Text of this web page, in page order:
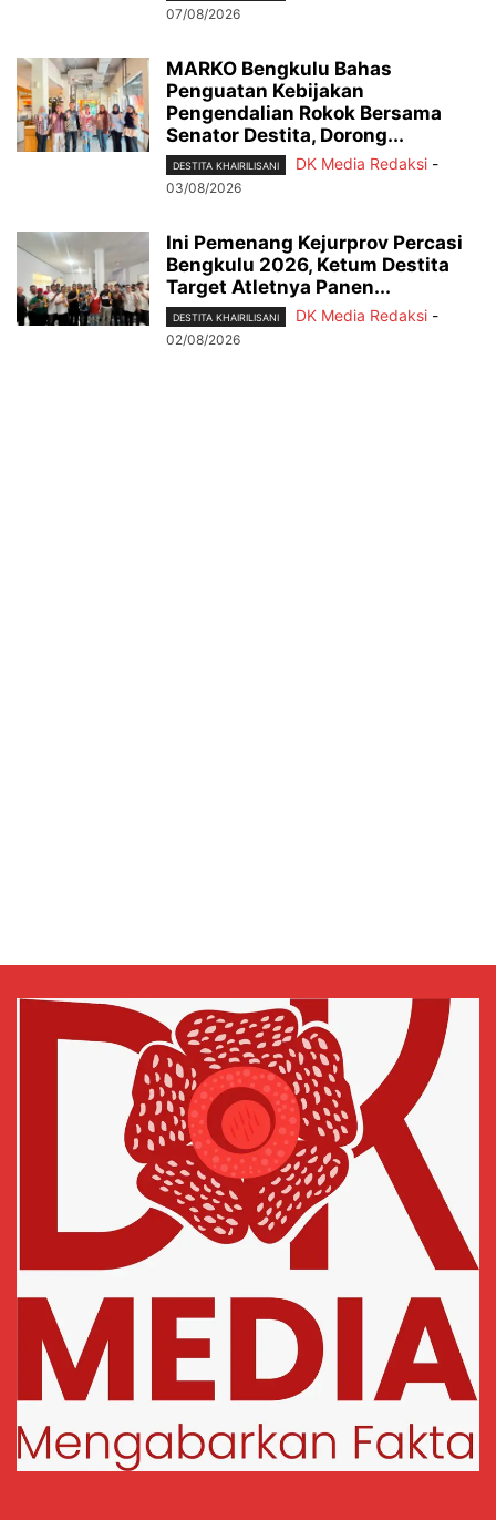
07/08/2026
MARKO Bengkulu Bahas
Penguatan Kebijakan
Pengendalian Rokok Bersama
Senator Destita, Dorong...
DESTITA KHAIRILISANI DK Media Redaksi -
03/08/2026
Ini Pemenang Kejurprov Percasi
Bengkulu 2026, Ketum Destita
Target Atletnya Panen...
DESTITA KHAIRILISANI DK Media Redaksi -
02/08/2026